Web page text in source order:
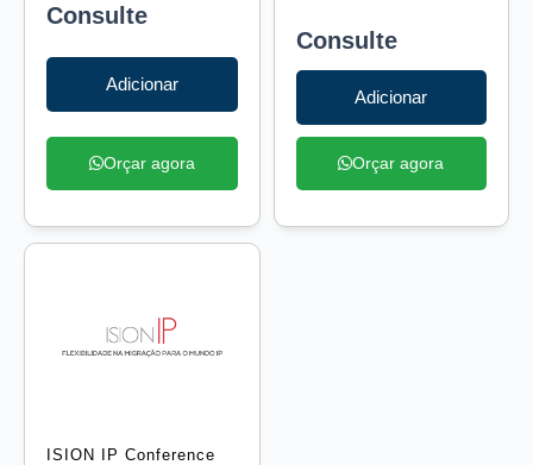
Consulte
Adicionar
Orçar agora
Consulte
Adicionar
Orçar agora
ISION IP Conference